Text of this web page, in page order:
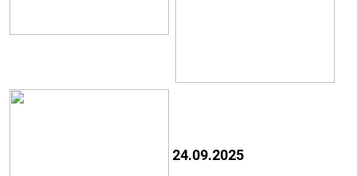
24.09.2025